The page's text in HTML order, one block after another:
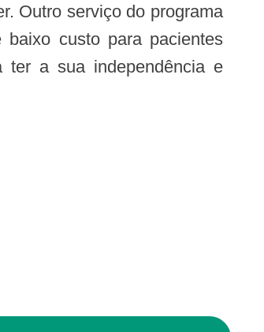
Outro serviço do programa
custo para pacientes
ter a sua independência e